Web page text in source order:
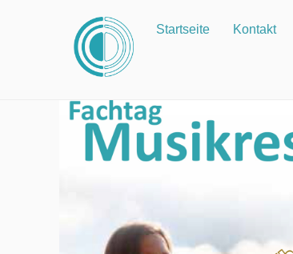
Startseite Kontakt